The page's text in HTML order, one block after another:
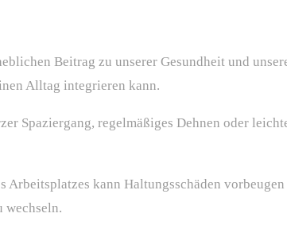
Beitrag zu unserer Gesundheit und
Alltag integrieren kann.
Spaziergang, regelmäßiges Dehnen oder
kann Haltungsschäden
wechseln.